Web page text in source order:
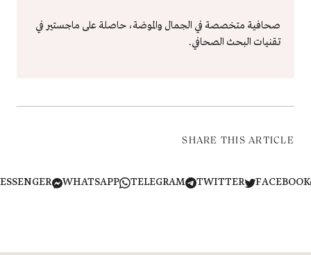
صحافية متخصصة في الجمال والموضة، حاصلة على ماجستير في
تقنيات البحث الصحافي.
SHARE THIS ARTICLE
TWITTER
TELEGRAM
WHATSAPP
MESSENGER